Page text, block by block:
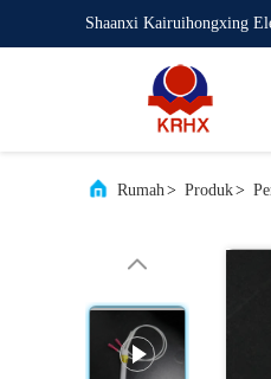
Shaanxi Kairuihongxing
Rumah> Produk>